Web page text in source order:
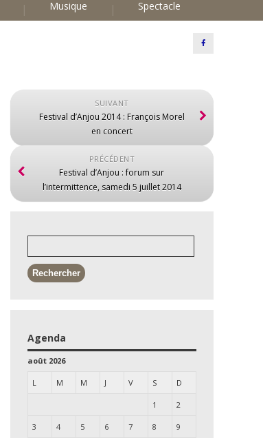
Musique Spectacle
SUIVANT
Festival d’Anjou 2014 : François Morel
en concert
PRÉCÉDENT
Festival d’Anjou : forum sur
l’intermittence, samedi 5 juillet 2014
Agenda
août 2026
L M M J V S D
1 2
3 4 5 6 7 8 9